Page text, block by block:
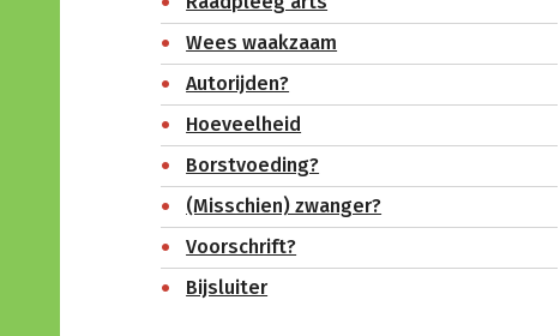
Wees waakzaam
Autorijden?
Hoeveelheid
Borstvoeding?
(Misschien) zwanger?
Voorschrift?
Bijsluiter